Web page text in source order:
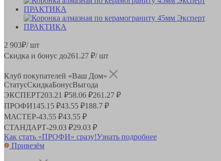
2 903₽/ шт
Скидка и бонус до261.27 ₽/ шт
Клуб покупателей «Ваш Дом»
СтатусСкидкаБонусВыгода
ЭКСПЕРТ203.21 ₽58.06 ₽261.27 ₽
ПРОФИ145.15 ₽43.55 ₽188.7 ₽
МАСТЕР-43.55 ₽43.55 ₽
СТАНДАРТ-29.03 ₽29.03 ₽
Как стать «ПРОФИ» сразу!Узнать подробнее
Привезём